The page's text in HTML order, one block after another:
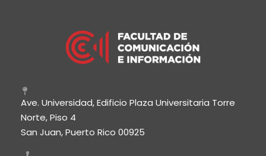
Ave. Universidad, Edificio Plaza Universitaria Torre
Norte, Piso 4
San Juan, Puerto Rico 00925